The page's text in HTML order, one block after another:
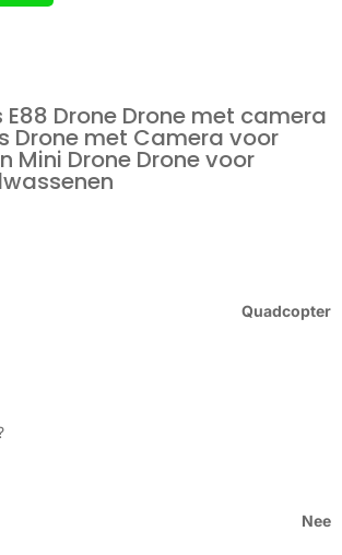
Drone Drone met camera
Drone met Camera voor
Mini Drone Drone voor
Quadcopter
Nee